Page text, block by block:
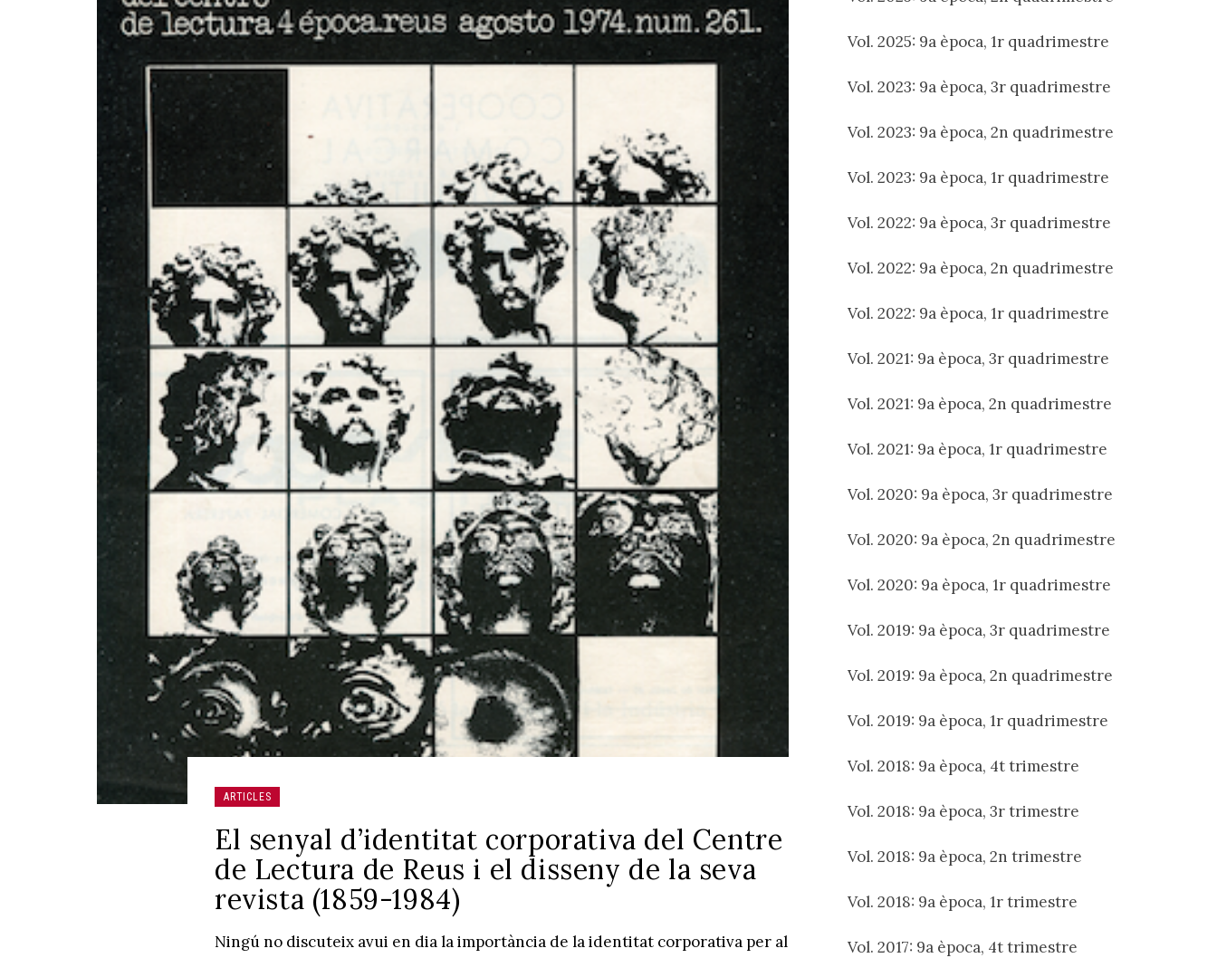
ARTICLES
El senyal d’identitat corporativa del Centre
de Lectura de Reus i el disseny de la seva
revista (1859-1984)
Ningú no discuteix avui en dia la importància de la identitat corporativa per al
Vol. 2025: 9a època, 1r quadrimestre
Vol. 2023: 9a època, 3r quadrimestre
Vol. 2023: 9a època, 2n quadrimestre
Vol. 2023: 9a època, 1r quadrimestre
Vol. 2022: 9a època, 3r quadrimestre
Vol. 2022: 9a època, 2n quadrimestre
Vol. 2022: 9a època, 1r quadrimestre
Vol. 2021: 9a època, 3r quadrimestre
Vol. 2021: 9a època, 2n quadrimestre
Vol. 2021: 9a època, 1r quadrimestre
Vol. 2020: 9a època, 3r quadrimestre
Vol. 2020: 9a època, 2n quadrimestre
Vol. 2020: 9a època, 1r quadrimestre
Vol. 2019: 9a època, 3r quadrimestre
Vol. 2019: 9a època, 2n quadrimestre
Vol. 2019: 9a època, 1r quadrimestre
Vol. 2018: 9a època, 4t trimestre
Vol. 2018: 9a època, 3r trimestre
Vol. 2018: 9a època, 2n trimestre
Vol. 2018: 9a època, 1r trimestre
Vol. 2017: 9a època, 4t trimestre